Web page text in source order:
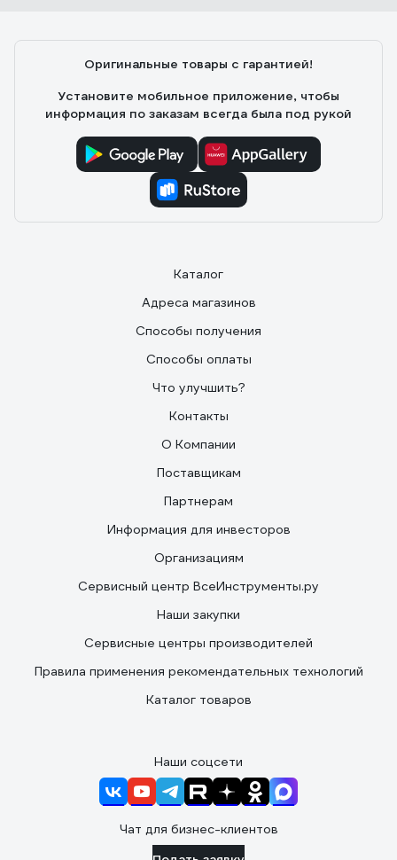
Оригинальные товары с гарантией!
Установите мобильное приложение, чтобы
информация по заказам всегда была под рукой
Каталог
Адреса магазинов
Способы получения
Способы оплаты
Что улучшить?
Контакты
О Компании
Поставщикам
Партнерам
Информация для инвесторов
Организациям
Сервисный центр ВсеИнструменты.ру
Наши закупки
Сервисные центры производителей
Правила применения рекомендательных технологий
Каталог товаров
Наши соцсети
Чат для бизнес-клиентов